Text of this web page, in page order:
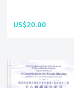
US$20.00